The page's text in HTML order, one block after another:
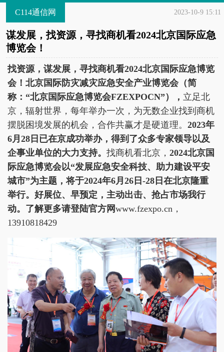
C114通信网 2023-10-9 15:11
谋发展，找资源，寻找商机看2024北京国际应急
博览会！
找资源，谋发展，寻找商机看2024北京国际应急博览
会！北京国际防灾减灾应急安全产业博览会（简
称：“北京国际应急博览会FZEXPOCN”）， 立足北
京，辐射世界，每年举办一次，为无数企业找到商机
摆脱困境发展的机会，合作共赢才是硬道理。 2023年
6月28日已在京成功举办，得到了众多专家领导以及
企事业单位的大力支持。 找商机看北京， 2024北京国
际应急博览会以“发展应急安全科技、助力建设平安
城市”为主题，将于2024年6月26日-28日在北京隆重
举行。好展位、早预定，主动出击、抢占市场我行
动。了解更多请登陆官方网www.fzexpo.cn，
13910818429